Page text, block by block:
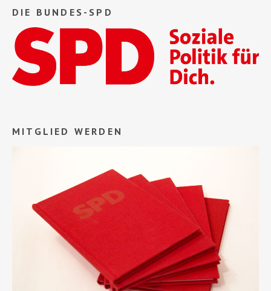
DIE BUNDES-SPD
MITGLIED WERDEN